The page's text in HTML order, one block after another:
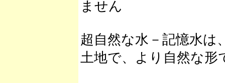
ません
超自然な水－記憶水は
土地で、より自然な